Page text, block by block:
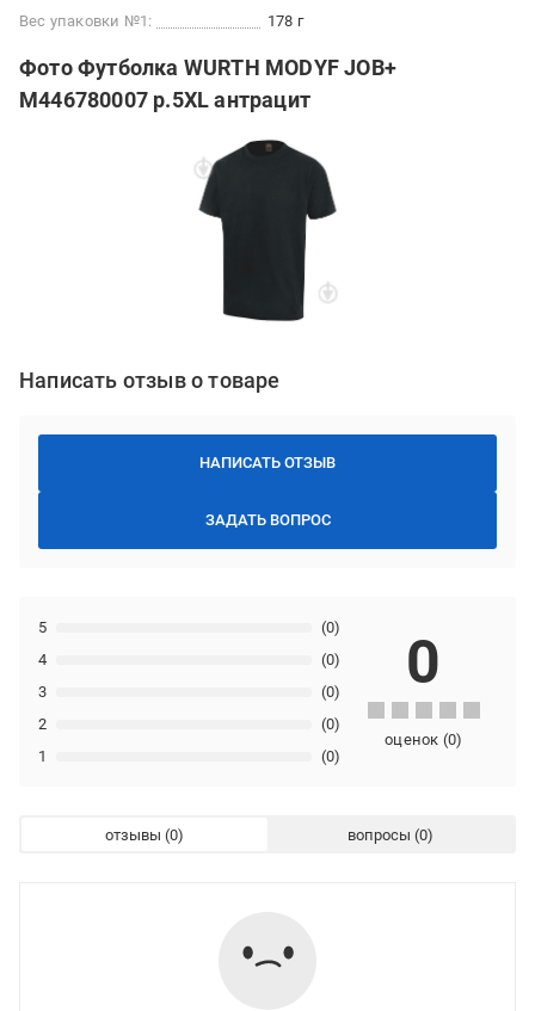
Вес упаковки №1:
178 г
Фото Футболка WURTH MODYF JOB+
M446780007 р.5XL антрацит
Написать отзыв о товаре
НАПИСАТЬ ОТЗЫВ
ЗАДАТЬ ВОПРОС
1 (0)
2 (0)
3 (0)
4 (0)
5 (0)
0
оценок (0)
отзывы вопросы